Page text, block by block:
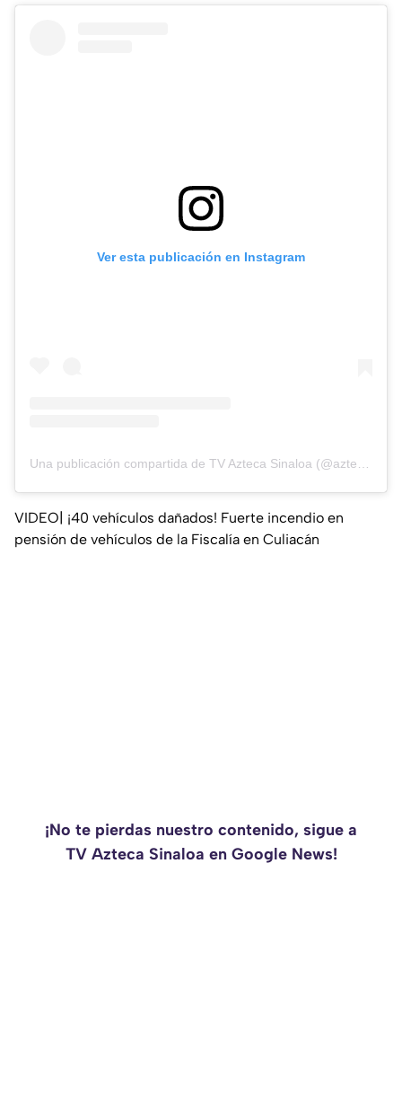
Ver esta publicación en Instagram
Una publicación compartida de TV Azteca Sinaloa (@aztecasinaloa)
VIDEO| ¡40 vehículos dañados! Fuerte incendio en
pensión de vehículos de la Fiscalía en Culiacán
¡No te pierdas nuestro contenido, sigue a
TV Azteca Sinaloa en Google News!